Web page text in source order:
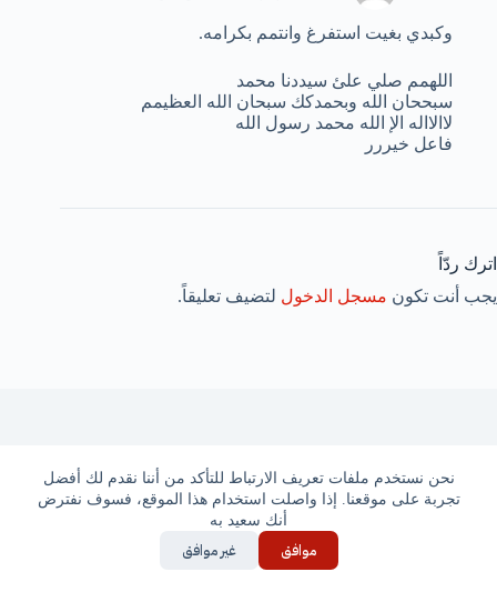
نحن نستخدم ملفات تعريف الارتباط للتأكد من أننا نقدم لك أفضل
تجربة على موقعنا. إذا واصلت استخدام هذا الموقع، فسوف نفترض
أنك سعيد به
موافق غير موافق
وكبدي بغيت استفرغ وانتمم بكرامه.
اللهمم صلي علئ سيددنا محمد
سبححان الله وبحمدكك سبحان الله العظيمم
لاالااله الإ الله محمد رسول الله
فاعل خيررر
اترك ردّاً
يجب أنت تكون مسجل الدخول لتضيف تعليقاً.